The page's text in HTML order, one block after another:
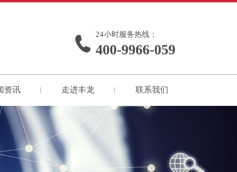
24小时服务热线：
400-9966-059
资讯 走进丰龙 联系我们